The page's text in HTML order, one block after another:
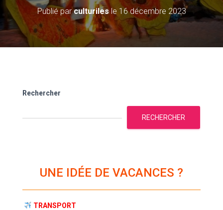
Publié parculturilesle 16 décembre 2023
Rechercher
RECHERCHER
UNE IDÉE DE VACANCES ?
TRANSPORT